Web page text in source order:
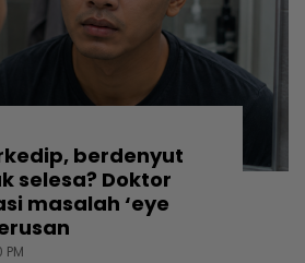
berdenyut
selesa? Doktor
masalah ‘eye